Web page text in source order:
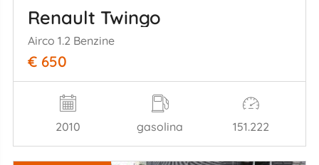
Renault Twingo
Airco 1.2 Benzine
€ 650
2010 gasolina 151.222